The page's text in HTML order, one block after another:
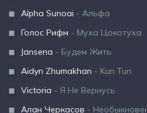
Alpha Sunoai - Альфа
Голос Рифм - Муха Цокотуха
Jansena - Будем Жить
Aidyn Zhumakhan - Kun Tun
Victoria - Я Не Вернусь
Алан Черкасов -